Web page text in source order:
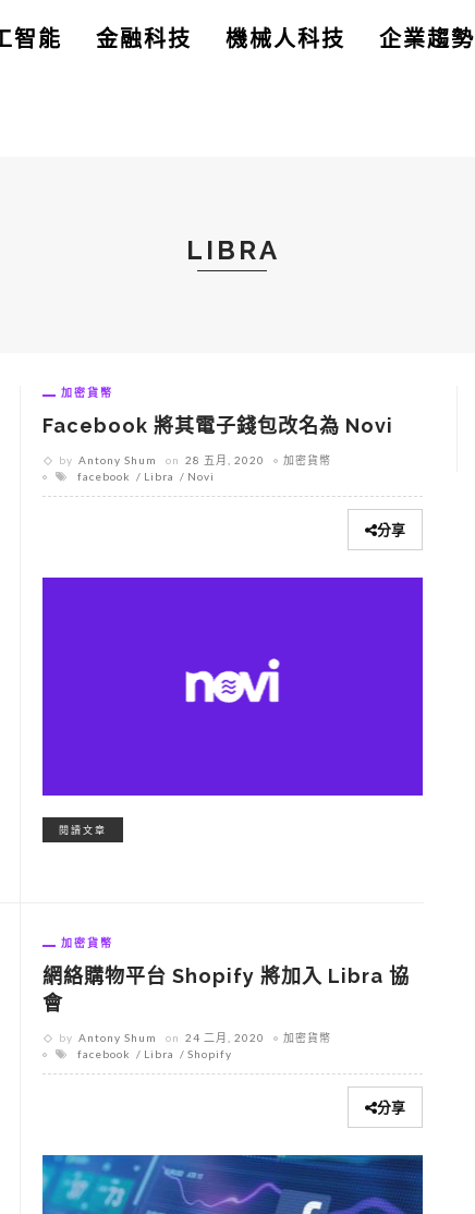
智能 金融科技 機械人科技 企業趨勢
LIBRA
加密貨幣
Facebook 將其電子錢包改名為 Novi
by Antony Shum on 28 五月, 2020
加密貨幣
facebook
Libra Novi
分享
閱讀文章
加密貨幣
網絡購物平台 Shopify 將加入 Libra 協
會
by Antony Shum on 24 二月, 2020
加密貨幣
facebook
Libra Shopify
分享